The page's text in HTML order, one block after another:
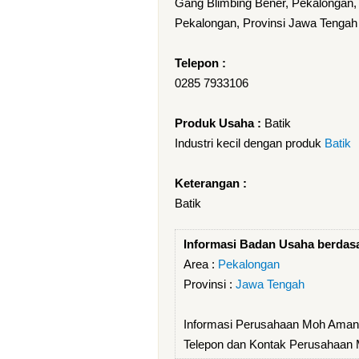
Gang Blimbing Bener,
Pekalongan, Provinsi Jawa Tengah
Telepon :
0285 7933106
Produk Usaha : Batik
Industri kecil dengan produk Batik
Keterangan :
Batik
Informasi Badan Usaha
Area : Pekalongan
Provinsi : Jawa Tengah
Informasi Perusahaan Moh
Telepon dan Kontak Perusahaan